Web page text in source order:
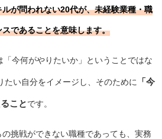
ルが問われない20代が、未経験業種・職
であることを意味します。
今何がやりたいか」ということではな
たい自分をイメージし、そのために 「今
ことです。
挑戦ができない職種であっても、実務